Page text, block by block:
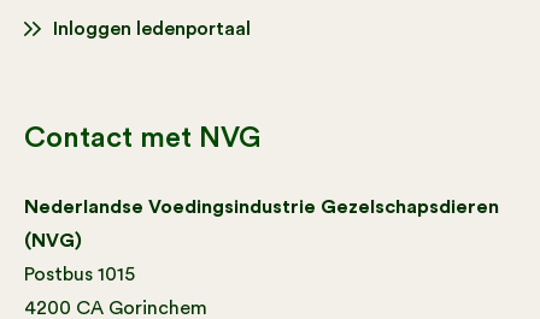
Inloggen ledenportaal
Contact met NVG
Nederlandse Voedingsindustrie Gezelschapsdieren
(NVG)
Postbus 1015
4200 CA Gorinchem